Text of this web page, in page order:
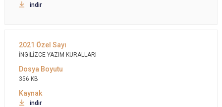
indir
İNGİLİZCE YAZIM KURALLARI
356 KB
indir